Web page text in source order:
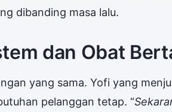
dibanding masa lalu.
dan Obat
yang sama. Yofi yang
pelanggan tetap. “